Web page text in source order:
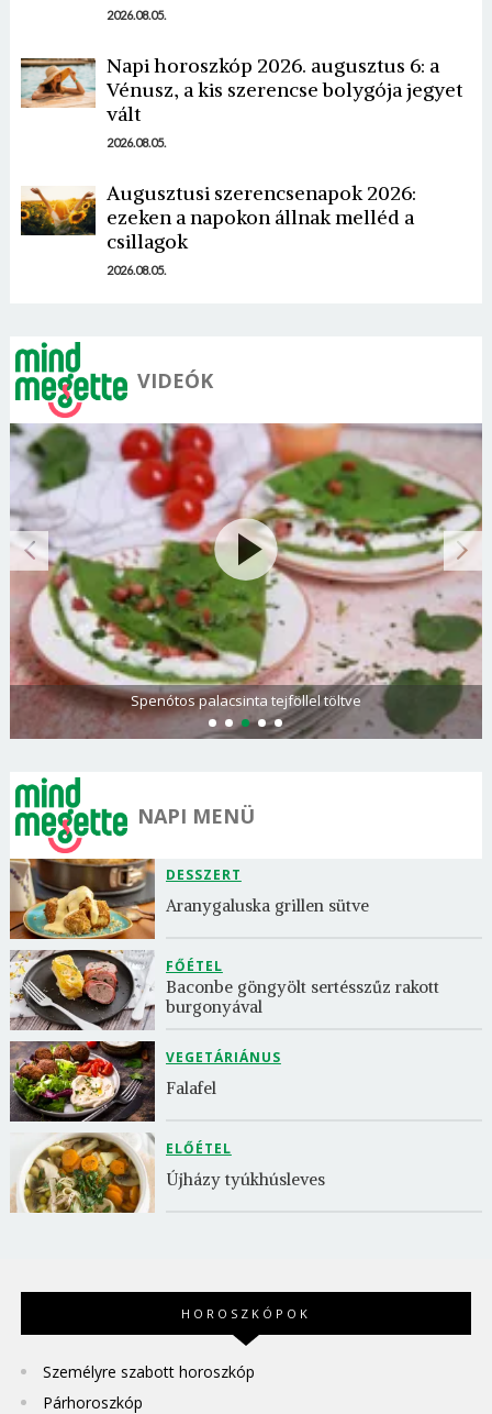
2026.08.05.
Napi horoszkóp 2026. augusztus 6: a
Vénusz, a kis szerencse bolygója jegyet
vált
2026.08.05.
Augusztusi szerencsenapok 2026:
ezeken a napokon állnak melléd a
csillagok
2026.08.05.
VIDEÓK
Spenótos palacsinta tejföllel töltve
NAPI MENÜ
DESSZERT
Aranygaluska grillen sütve
FŐÉTEL
Baconbe göngyölt sertésszűz rakott
burgonyával
VEGETÁRIÁNUS
Falafel
ELŐÉTEL
Újházy tyúkhúsleves
HOROSZKÓPOK
Személyre szabott horoszkóp
Párhoroszkóp